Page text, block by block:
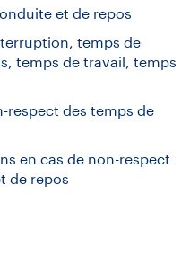
et de repos
temps de
temps de travail, temps
respect des temps de
en cas de non-respect
de repos